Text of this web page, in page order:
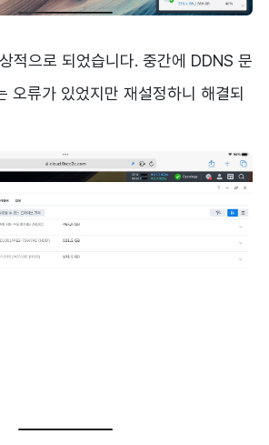
적으로 되었습니다. 중간에 DDNS 문
오류가 있었지만 재설정하니 해결되